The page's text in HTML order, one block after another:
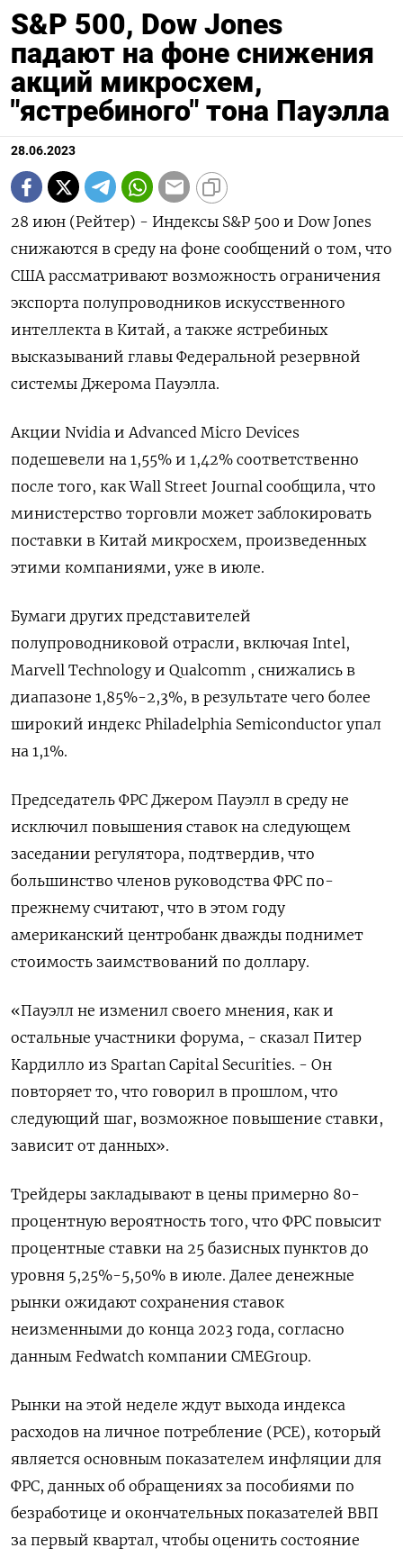
S&P 500, Dow Jones
падают на фоне снижения
акций микросхем,
"ястребиного" тона Пауэлла
28.06.2023
28 июн (Рейтер) - Индексы S&P 500 и Dow Jones
снижаются в среду на фоне сообщений о том, что
США рассматривают возможность ограничения
экспорта полупроводников искусственного
интеллекта в Китай, а также ястребиных
высказываний главы Федеральной резервной
системы Джерома Пауэлла.
Акции Nvidia и Advanced Micro Devices
подешевели на 1,55% и 1,42% соответственно
после того, как Wall Street Journal сообщила, что
министерство торговли может заблокировать
поставки в Китай микросхем, произведенных
этими компаниями, уже в июле.
Бумаги других представителей
полупроводниковой отрасли, включая Intel,
Marvell Technology и Qualcomm , снижались в
диапазоне 1,85%-2,3%, в результате чего более
широкий индекс Philadelphia Semiconductor упал
на 1,1%.
Председатель ФРС Джером Пауэлл в среду не
исключил повышения ставок на следующем
заседании регулятора, подтвердив, что
большинство членов руководства ФРС по-
прежнему считают, что в этом году
американский центробанк дважды поднимет
стоимость заимствований по доллару.
«Пауэлл не изменил своего мнения, как и
остальные участники форума, - сказал Питер
Кардилло из Spartan Capital Securities. - Он
повторяет то, что говорил в прошлом, что
следующий шаг, возможное повышение ставки,
зависит от данных».
Трейдеры закладывают в цены примерно 80-
процентную вероятность того, что ФРС повысит
процентные ставки на 25 базисных пунктов до
уровня 5,25%-5,50% в июле. Далее денежные
рынки ожидают сохранения ставок
неизменными до конца 2023 года, согласно
данным Fedwatch компании CMEGroup.
Рынки на этой неделе ждут выхода индекса
расходов на личное потребление (PCE), который
является основным показателем инфляции для
ФРС, данных об обращениях за пособиями по
безработице и окончательных показателей ВВП
за первый квартал, чтобы оценить состояние